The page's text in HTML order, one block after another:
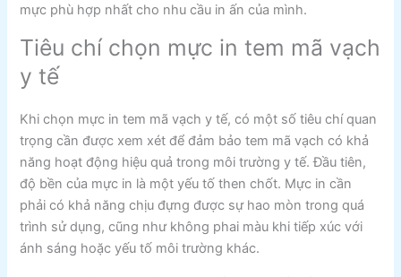
mực phù hợp nhất cho nhu cầu in ấn của mình.
Tiêu chí chọn mực in tem mã vạch
y tế
Khi chọn mực in tem mã vạch y tế, có một số tiêu chí quan
trọng cần được xem xét để đảm bảo tem mã vạch có khả
năng hoạt động hiệu quả trong môi trường y tế. Đầu tiên,
độ bền của mực in là một yếu tố then chốt. Mực in cần
phải có khả năng chịu đựng được sự hao mòn trong quá
trình sử dụng, cũng như không phai màu khi tiếp xúc với
ánh sáng hoặc yếu tố môi trường khác.